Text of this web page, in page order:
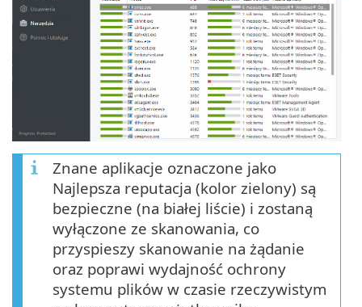
Znane aplikacje oznaczone jako
Najlepsza reputacja (kolor zielony) są
bezpieczne (na białej liście) i zostaną
wyłączone ze skanowania, co
przyspieszy skanowanie na żądanie
oraz poprawi wydajność ochrony
systemu plików w czasie rzeczywistym